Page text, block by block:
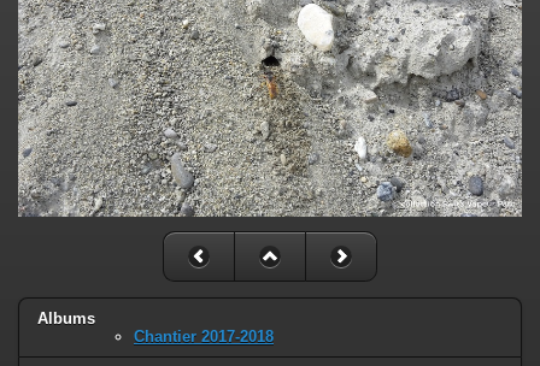
Albums
Chantier 2017-2018